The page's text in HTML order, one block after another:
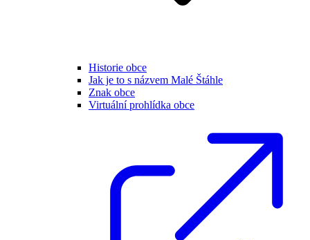
Historie obce
Jak je to s názvem Malé Štáhle
Znak obce
Virtuální prohlídka obce